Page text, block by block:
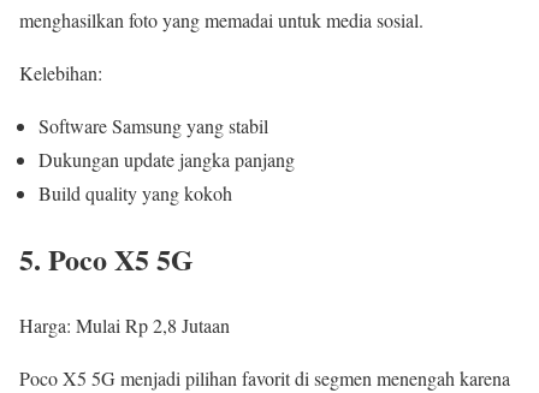
menghasilkan foto yang memadai untuk media sosial.
Kelebihan:
Software Samsung yang stabil
Dukungan update jangka panjang
Build quality yang kokoh
5. Poco X5 5G
Harga: Mulai Rp 2,8 Jutaan
Poco X5 5G menjadi pilihan favorit di segmen menengah karena